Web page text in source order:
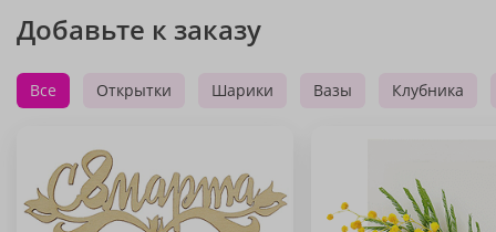
Добавьте к заказу
Все Открытки Шарики Вазы Клубника